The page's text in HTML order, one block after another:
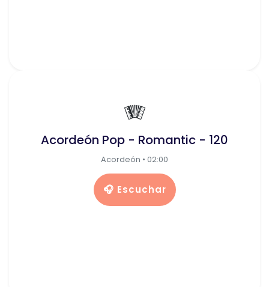
🪗
Acordeón Pop - Romantic - 120
Acordeón • 02:00
🎧 Escuchar